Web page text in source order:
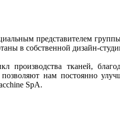
представителем
в собственной дизайн-
производства тканей,
нам постоянно
SpA.